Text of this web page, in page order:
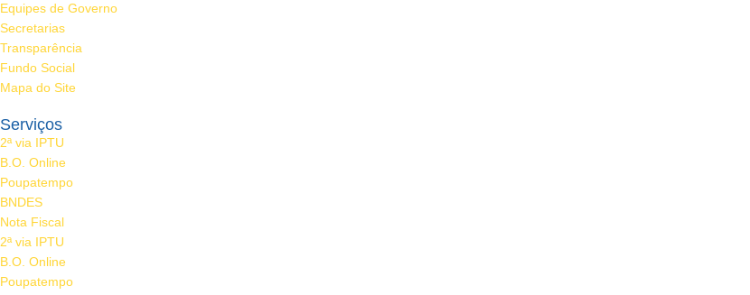
Equipes de Governo
Secretarias
Transparência
Fundo Social
Mapa do Site
Serviços
2ª via IPTU
B.O. Online
Poupatempo
BNDES
Nota Fiscal
2ª via IPTU
B.O. Online
Poupatempo